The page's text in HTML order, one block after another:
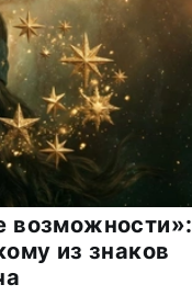
возможности»:
из знаков